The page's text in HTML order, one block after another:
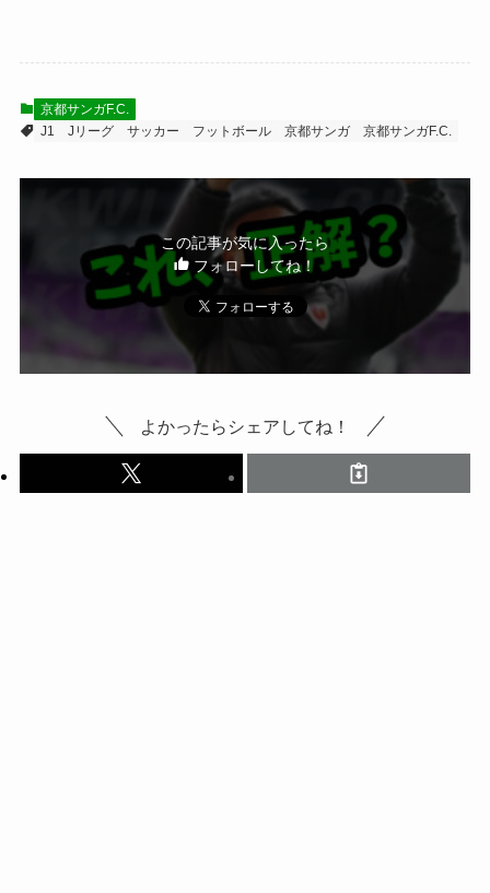
京都サンガF.C.
J1
Jリーグ サッカー フットボール 京都サンガ 京都サンガF.C.
この記事が気に入ったら
フォローしてね！
よかったらシェアしてね！